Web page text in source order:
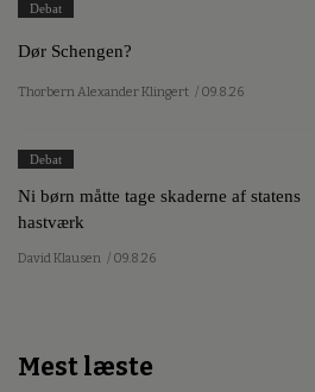
Debat
Dør Schengen?
Thorbern Alexander Klingert / 09.8.26
Debat
Ni børn måtte tage skaderne af statens
hastværk
David Klausen / 09.8.26
Mest læste